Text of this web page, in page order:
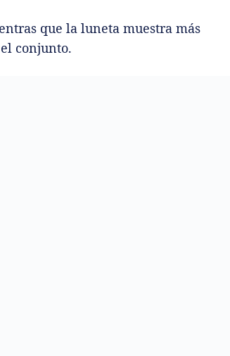
que la luneta muestra más
conjunto.